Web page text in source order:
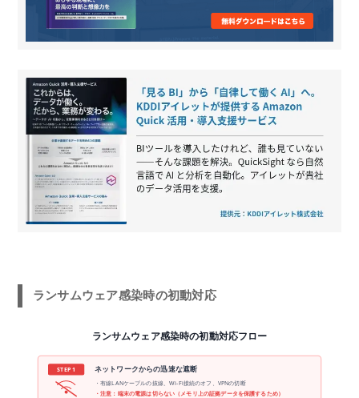
ランサムウェア感染時の初動対応
ランサムウェア感染時の初動対応フロー
STEP 1 ネットワークからの迅速な遮断
・有線LANケーブルの抜線、Wi-Fi接続のオフ、VPNの切断
・注意：端末の電源は切らない（メモリ上の証拠データを保護するため）